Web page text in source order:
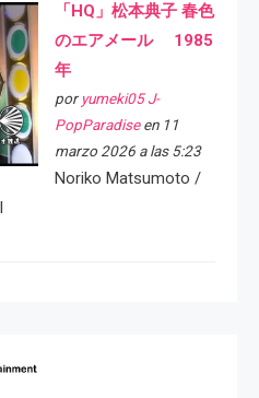
「HQ」松本典子 春色
のエアメール 1985
年
por yumeki05 J-
PopParadiseen 11
marzo 2026 a las 5:23
Noriko Matsumoto /